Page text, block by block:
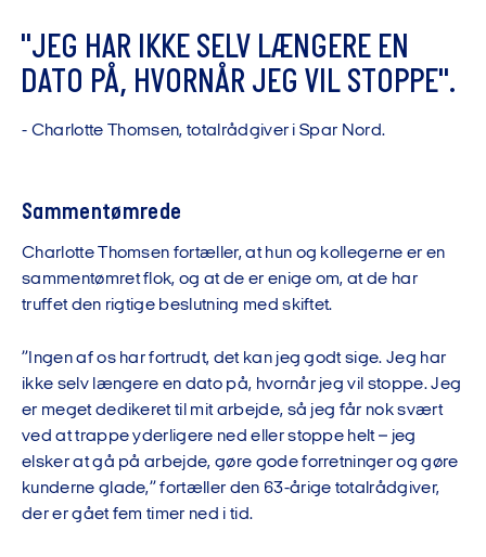
"JEG HAR IKKE SELV LÆNGERE EN
DATO PÅ, HVORNÅR JEG VIL STOPPE".
- Charlotte Thomsen, tota rådgiver i Spar Nord.
Sammentømrede
Charlotte Thomsen fortæller, at hun og kollegerne er en
sammentømret flok, og at de er enige om, at de har
truffet den rigtige beslutning med skiftet.
”Ingen af os har fortrudt, det kan jeg godt sige. Jeg har
ikke selv længere en dato på, hvornår jeg vil stoppe. Jeg
er meget dedikeret til mit arbejde, så jeg får nok svært
ved at trappe yderligere ned eller stoppe helt – jeg
elsker at gå på arbejde, gøre gode forretninger og gøre
kunderne glade,” fortæller den 63-årige totalrådgiver,
der er gået fem timer ned i tid.